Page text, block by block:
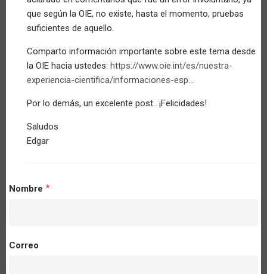
Anonymous
(not
verified)
que según la OIE, no existe, hasta el momento, pruebas
suficientes de aquello.
Comparto información importante sobre este tema desde
la OIE hacia ustedes: https://www.oie.int/es/nuestra-
experiencia-cientifica/informaciones-esp…
Por lo demás, un excelente post.. ¡Felicidades!
Saludos
Edgar
Nombre
Correo